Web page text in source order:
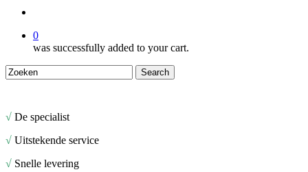
0
was successfully added to your cart.
Search
√ De specialist
√ Uitstekende service
√ Snelle levering